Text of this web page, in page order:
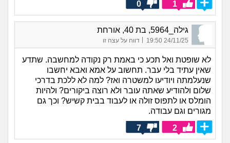
1
0
גילה_5964, בת 40, אורחת
24/11/25 19:50
| דווח על עצה זו
לא שופטת ואל תכע כי באמת רק נקודה למחשבה. שתדע
שאין עתיד בלי עבר. תחשוב על אמא ואבא יחשבו
שנעלמתה ויודיעו למשטרה ואז? למה לא ללכת בדרכי
שלום ולהודיע שאתה עובר ולא רוצה ביקורים? ולהיות
הומלס או לתפוס זולה או לעבוד בבית קשיש? וכך גם
מגורים וגם עבודה.
2
7